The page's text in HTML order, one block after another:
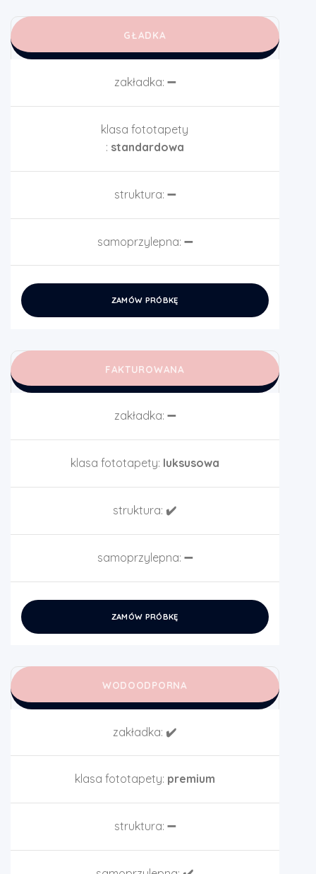
GŁADKA
zakładka: ➖
klasa fototapety
: standardowa
struktura: ➖
samoprzylepna: ➖
ZAMÓW PRÓBKĘ
FAKTUROWANA
zakładka: ➖
klasa fototapety: luksusowa
struktura: ✔️
samoprzylepna: ➖
ZAMÓW PRÓBKĘ
WODOODPORNA
zakładka: ✔️
klasa fototapety: premium
struktura: ➖